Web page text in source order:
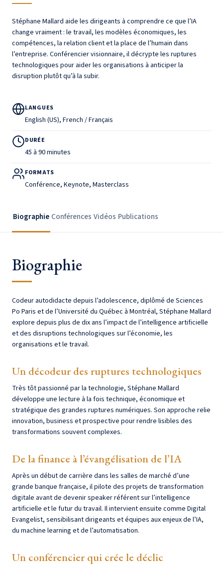
Stéphane Mallard aide les dirigeants à comprendre ce que l’IA
change vraiment : le travail, les modèles économiques, les
compétences, la relation client et la place de l’humain dans
l’entreprise. Conférencier visionnaire, il décrypte les ruptures
technologiques pour aider les organisations à anticiper la
disruption plutôt qu’à la subir.
LANGUES
English (US), French / Français
DURÉE
45 à 90 minutes
FORMATS
Conférence, Keynote, Masterclass
Biographie Conférences Vidéos Publications
Biographie
Codeur autodidacte depuis l’adolescence, diplômé de Sciences
Po Paris et de l’Université du Québec à Montréal, Stéphane Mallard
explore depuis plus de dix ans l’impact de l’intelligence artificielle
et des disruptions technologiques sur l’économie, les
organisations et le travail.
Un décodeur des ruptures technologiques
Très tôt passionné par la technologie, Stéphane Mallard
développe une lecture à la fois technique, économique et
stratégique des grandes ruptures numériques. Son approche relie
innovation, business et prospective pour rendre lisibles des
transformations souvent complexes.
De la finance à l’évangélisation de l’IA
Après un début de carrière dans les salles de marché d’une
grande banque française, il pilote des projets de transformation
digitale avant de devenir speaker référent sur l’intelligence
artificielle et le futur du travail. Il intervient ensuite comme Digital
Evangelist, sensibilisant dirigeants et équipes aux enjeux de l’IA,
du machine learning et de l’automatisation.
Un conférencier qui crée le déclic